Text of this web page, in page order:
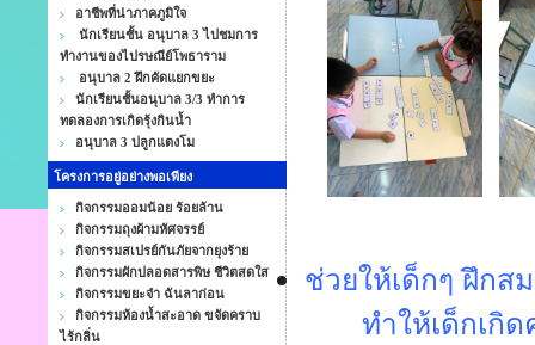
อาชีพที่น่าภาคภูมิใจ
นักเรียนชั้น อนุบาล 3 ไปชมการ
ทำงานของไปรษณีย์โพธาราม
อนุบาล 2 ฝึกคัดแยกขยะ
นักเรียนชั้นอนุบาล 3/3 ทำการ
ทดลองการเกิดรุ้งกินน้ำ
อนุบาล 3 ปลูกแตงโม
โครงการอยู่อย่างพอเพียง
กิจกรรมออมน้อย ร้อยล้าน
กิจกรรมถุงผ้ามหัศจรรย์
กิจกรรมสเปรย์กันภัยจากยุงร้าย
กิจกรรมผักปลอดสารพิษ ชีวิตสดใส
กิจกรรมขยะจ๋า ฉันลาก่อน
กิจกรรมห้องน้ำสะอาด ขจัดคราบ
ไร้กลิ่น
ช่วยให้เด็กๆ ฝึกส
ทำให้เด็กเกิ